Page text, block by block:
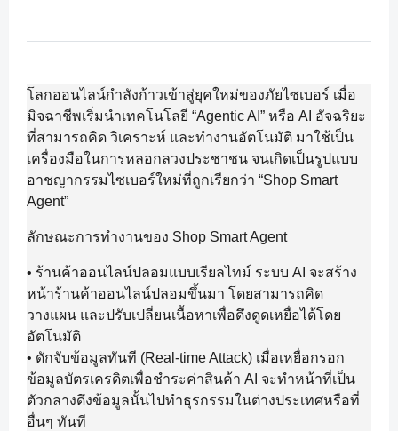
โลกออนไลน์กำลังก้าวเข้าสู่ยุคใหม่ของภัยไซเบอร์ เมื่อ
มิจฉาชีพเริ่มนำเทคโนโลยี “Agentic AI” หรือ AI อัจฉริยะ
ที่สามารถคิด วิเคราะห์ และทำงานอัตโนมัติ มาใช้เป็น
เครื่องมือในการหลอกลวงประชาชน จนเกิดเป็นรูปแบบ
อาชญากรรมไซเบอร์ใหม่ที่ถูกเรียกว่า “Shop Smart
Agent”
ลักษณะการทำงานของ Shop Smart Agent
• ร้านค้าออนไลน์ปลอมแบบเรียลไทม์ ระบบ AI จะสร้าง
หน้าร้านค้าออนไลน์ปลอมขึ้นมา โดยสามารถคิด
วางแผน และปรับเปลี่ยนเนื้อหาเพื่อดึงดูดเหยื่อได้โดย
อัตโนมัติ
• ดักจับข้อมูลทันที (Real-time Attack) เมื่อเหยื่อกรอก
ข้อมูลบัตรเครดิตเพื่อชำระค่าสินค้า AI จะทำหน้าที่เป็น
ตัวกลางดึงข้อมูลนั้นไปทำธุรกรรมในต่างประเทศหรือที่
อื่นๆ ทันที